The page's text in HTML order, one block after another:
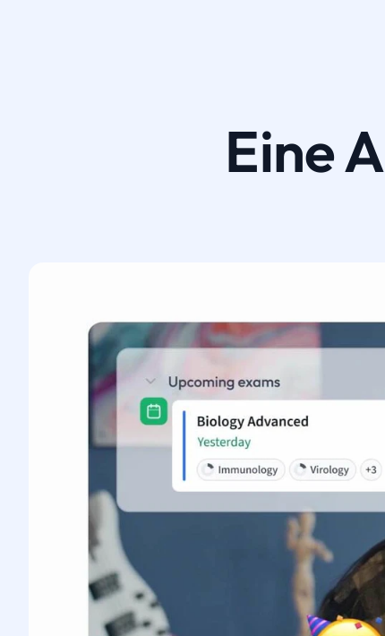
Eine